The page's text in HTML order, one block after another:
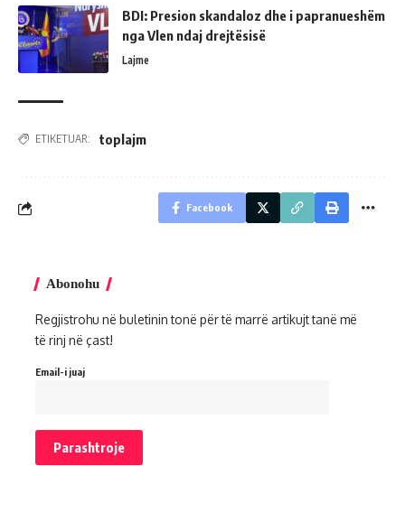
BDI: Presion skandaloz dhe i papranueshëm
nga Vlen ndaj drejtësisë
Lajme
ETIKETUAR: toplajm
Facebook
Abonohu
Regjistrohu në buletinin tonë për të marrë artikujt tanë më
të rinj në çast!
Email-i juaj